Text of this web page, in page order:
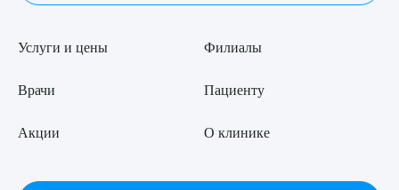
Услуги и цены
Врачи
Акции
Филиалы
Пациенту
О клинике